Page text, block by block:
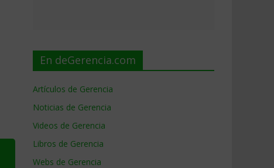
En deGerencia.com
Artículos de Gerencia
Noticias de Gerencia
Videos de Gerencia
Libros de Gerencia
Webs de Gerencia